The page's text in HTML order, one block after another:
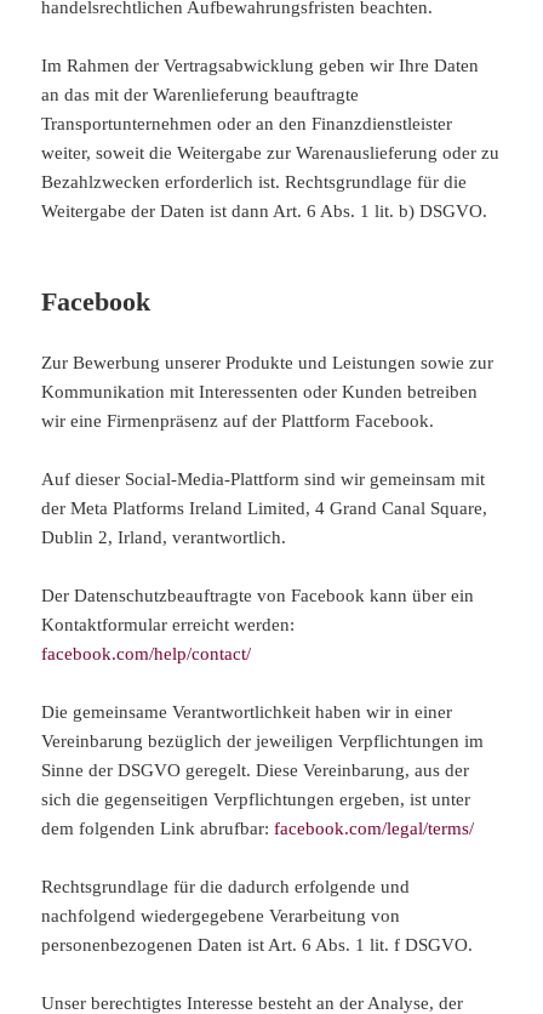
handelsrechtlichen Aufbewahrungsfristen beachten.
Im Rahmen der Vertragsabwicklung geben wir Ihre Daten
an das mit der Warenlieferung beauftragte
Transportunternehmen oder an den Finanzdienstleister
weiter, soweit die Weitergabe zur Warenauslieferung oder zu
Bezahlzwecken erforderlich ist. Rechtsgrundlage für die
Weitergabe der Daten ist dann Art. 6 Abs. 1 lit. b) DSGVO.
Facebook
Zur Bewerbung unserer Produkte und Leistungen sowie zur
Kommunikation mit Interessenten oder Kunden betreiben
wir eine Firmenpräsenz auf der Plattform Facebook.
Auf dieser Social-Media-Plattform sind wir gemeinsam mit
der Meta Platforms Ireland Limited, 4 Grand Canal Square,
Dublin 2, Irland, verantwortlich.
Der Datenschutzbeauftragte von Facebook kann über ein
Kontaktformular erreicht werden:
facebook.com/help/contact/
Die gemeinsame Verantwortlichkeit haben wir in einer
Vereinbarung bezüglich der jeweiligen Verpflichtungen im
Sinne der DSGVO geregelt. Diese Vereinbarung, aus der
sich die gegenseitigen Verpflichtungen ergeben, ist unter
dem folgenden Link abrufbar:facebook.com/legal/terms/
Rechtsgrundlage für die dadurch erfolgende und
nachfolgend wiedergegebene Verarbeitung von
personenbezogenen Daten ist Art. 6 Abs. 1 lit. f DSGVO.
Unser berechtigtes Interesse besteht an der Analyse, der